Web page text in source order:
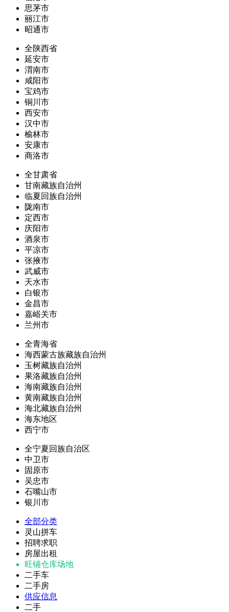
思茅市
丽江市
昭通市
全陕西省
延安市
渭南市
咸阳市
宝鸡市
铜川市
西安市
汉中市
榆林市
安康市
商洛市
全甘肃省
甘南藏族自治州
临夏回族自治州
陇南市
定西市
庆阳市
酒泉市
平凉市
张掖市
武威市
天水市
白银市
金昌市
嘉峪关市
兰州市
全青海省
海西蒙古族藏族自治州
玉树藏族自治州
果洛藏族自治州
海南藏族自治州
黄南藏族自治州
海北藏族自治州
海东地区
西宁市
全宁夏回族自治区
中卫市
固原市
吴忠市
石嘴山市
银川市
全部分类
灵山拼车
招聘求职
房屋出租
旺铺仓库场地
二手车
二手房
供应信息
二手